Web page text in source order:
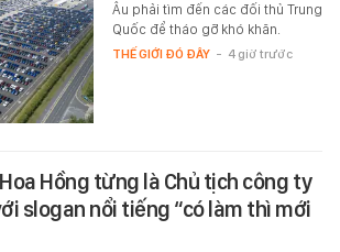
Âu phải tìm đến các đối thủ Trung
Quốc để tháo gỡ khó khăn.
THẾ GIỚI ĐÓ ĐÂY - 4 giờ trước
Hồng từng là Chủ tịch công ty
slogan nổi tiếng “có làm thì mới